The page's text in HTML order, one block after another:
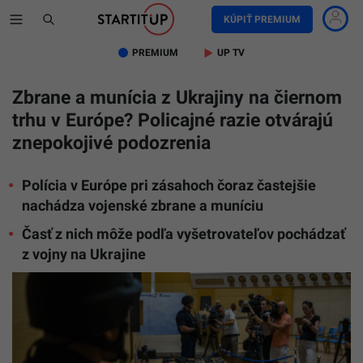
KÚPIŤ PREMIUM
PREMIUM UP TV
Zbrane a munícia z Ukrajiny na čiernom
trhu v Európe? Policajné razie otvárajú
znepokojivé podozrenia
Polícia v Európe pri zásahoch čoraz častejšie
nachádza vojenské zbrane a muníciu
Časť z nich môže podľa vyšetrovateľov pochádzať
z vojny na Ukrajine